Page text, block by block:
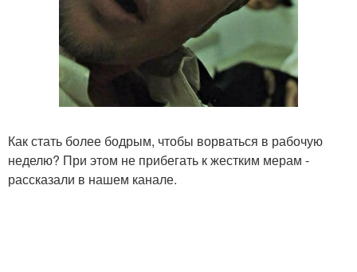
Как стать более бодрым, чтобы ворваться в рабочую
неделю? При этом не прибегать к жестким мерам -
рассказали в нашем канале.